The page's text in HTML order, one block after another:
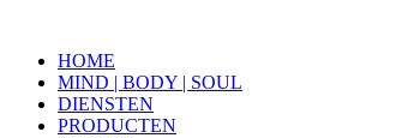
inhoud
HOME
MIND | BODY | SOUL
DIENSTEN
PRODUCTEN